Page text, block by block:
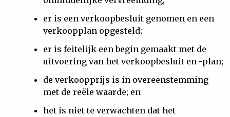
er is een verkoopbesluit genomen en een
verkoopplan opgesteld;
er is feitelijk een begin gemaakt met de
uitvoering van het verkoopbesluit en -plan;
de verkoopprijs is in overeenstemming
met de reële waarde; en
het is niet te verwachten dat het